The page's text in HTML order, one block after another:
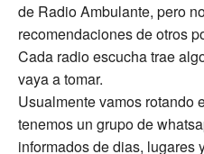
de Radio Ambulante, pero
recomendaciones de otros
Cada radio escucha trae
vaya a tomar.
Usualmente vamos rotando
tenemos un grupo de
informados de dias, lugares